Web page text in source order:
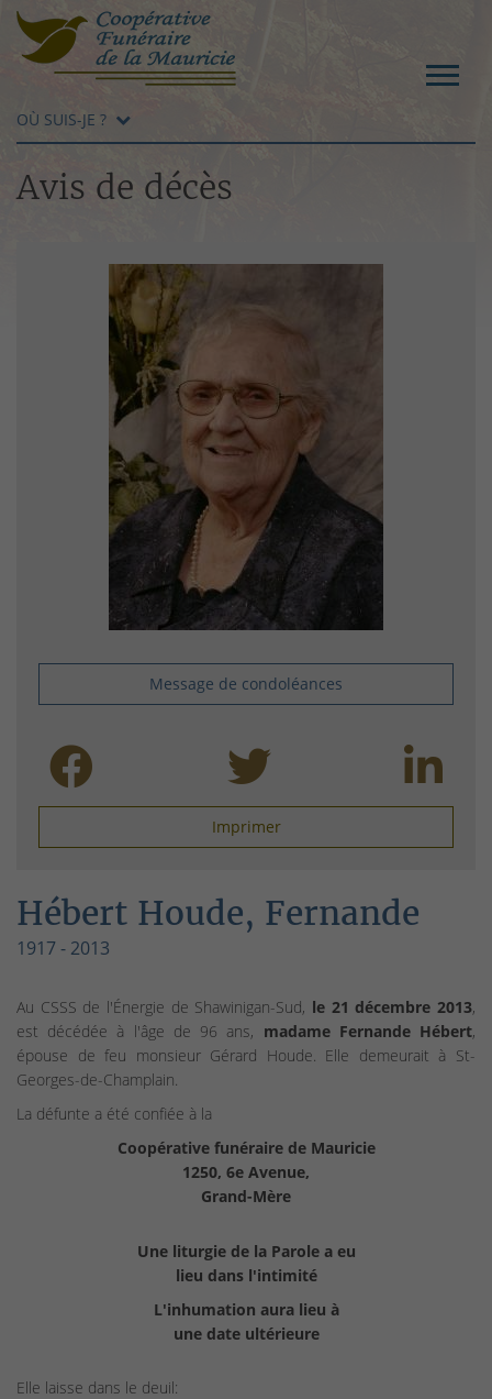
OÙ SUIS-JE ?
Avis de décès
Message de condoléances
Imprimer
Hébert Houde, Fernande
1917 - 2013
Au CSSS de l'Énergie de Shawinigan-Sud, le 21 décembre 2013,
est décédée à l'âge de 96 ans, madame Fernande Hébert,
épouse de feu monsieur Gérard Houde. Elle demeurait à St-
Georges-de-Champlain.
La défunte a été confiée à la
Coopérative funéraire de Mauricie
1250, 6e Avenue,
Grand-Mère
Une liturgie de la Parole a eu
lieu dans l'intimité
L'inhumation aura lieu à
une date ultérieure
Elle laisse dans le deuil: